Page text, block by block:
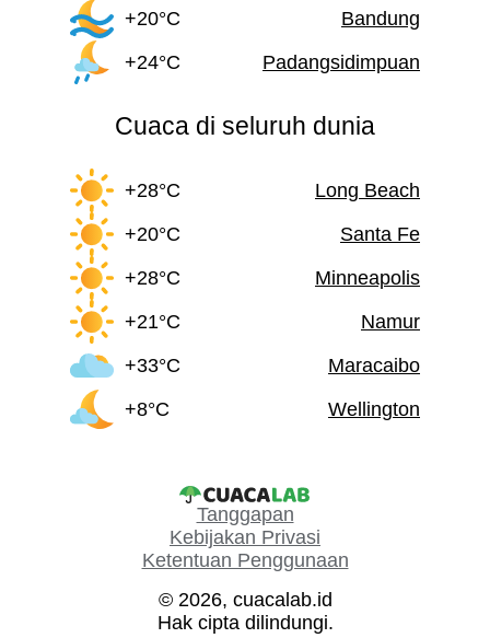
+20°C
Bandung
+24°C
Padangsidimpuan
Cuaca di seluruh dunia
+28°C
Long Beach
+20°C
Santa Fe
+28°C
Minneapolis
+21°C
Namur
+33°C
Maracaibo
+8°C
Wellington
Tanggapan
Kebijakan Privasi
Ketentuan Penggunaan
© 2026, cuacalab.id
Hak cipta dilindungi.